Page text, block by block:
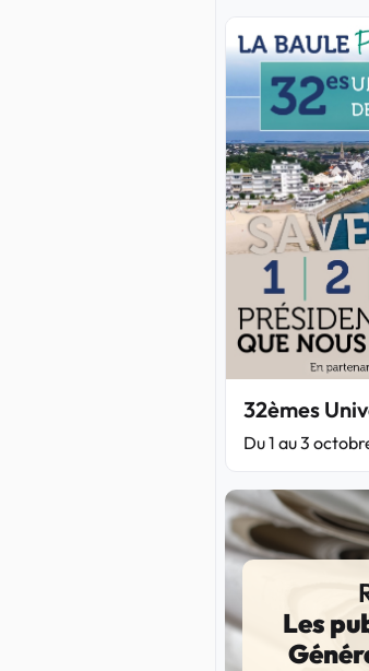
32èmes
Du 1 au 3
Les